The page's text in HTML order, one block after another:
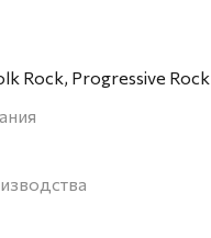
Rock, Progressive Rock